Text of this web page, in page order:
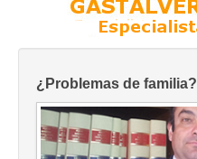
¿Problemas de familia?